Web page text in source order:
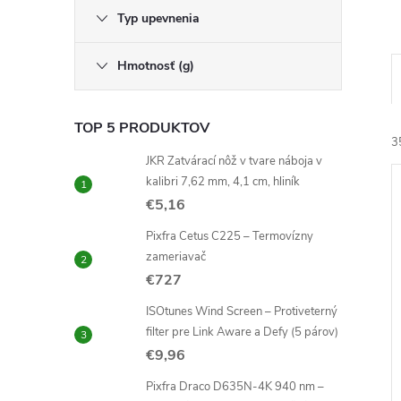
Typ upevnenia
Hmotnosť (g)
TOP 5 PRODUKTOV
JKR Zatvárací nôž v tvare náboja v
kalibri 7,62 mm, 4,1 cm, hliník
€5,16
Pixfra Cetus C225 – Termovízny
zameriavač
€727
ISOtunes Wind Screen – Protiveterný
filter pre Link Aware a Defy (5 párov)
€9,96
Pixfra Draco D635N-4K 940 nm –
a